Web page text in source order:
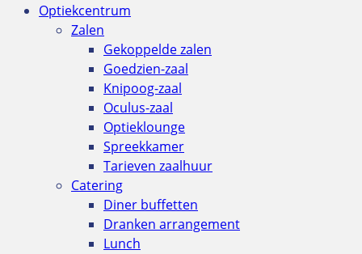
Optiekcentrum
Zalen
Gekoppelde zalen
Goedzien-zaal
Knipoog-zaal
Oculus-zaal
Optieklounge
Spreekkamer
Tarieven zaalhuur
Catering
Diner buffetten
Dranken arrangement
Lunch